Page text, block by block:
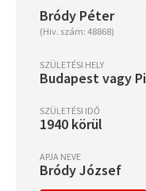
Bródy Péter
(Hiv. szám: 48868)
SZÜLETÉSI HELY
Budapest vagy
SZÜLETÉSI IDŐ
1940 körül
APJA NEVE
Bródy József